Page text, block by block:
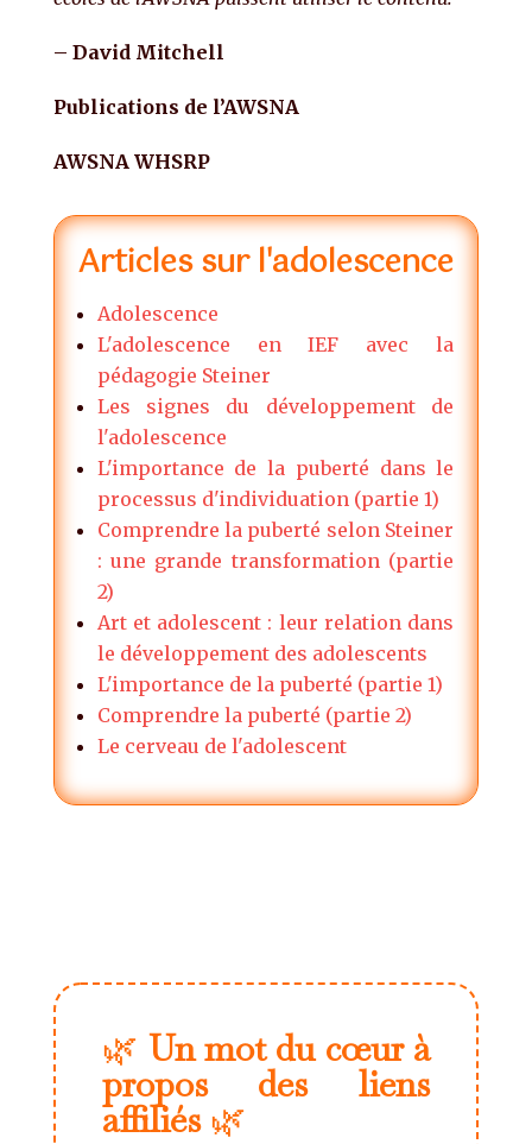
– David Mitchell
Publications de l’AWSNA
AWSNA WHSRP
Articles sur l'adolescence
Adolescence
L'adolescence en IEF avec la
pédagogie Steiner
Les signes du développement de
l'adolescence
L'importance de la puberté dans le
processus d'individuation (partie 1)
Comprendre la puberté selon Steiner
: une grande transformation (partie
2)
Art et adolescent : leur relation dans
le développement des adolescents
L'importance de la puberté (partie 1)
Comprendre la puberté (partie 2)
Le cerveau de l'adolescent
🌿 Un mot du cœur à
propos des liens
affiliés🌿